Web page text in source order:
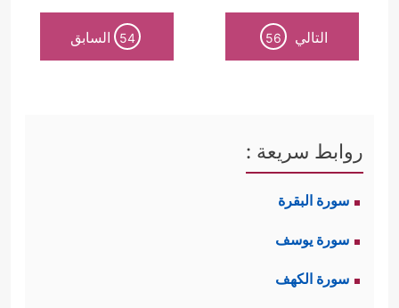
التالي 56
54 السابق
روابط سريعة :
سورة البقرة
سورة يوسف
سورة الكهف